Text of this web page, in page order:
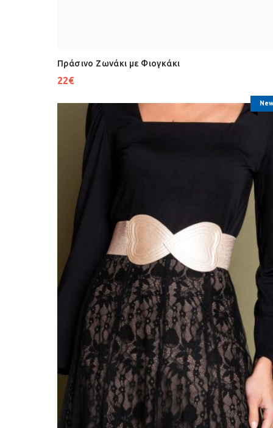
Πράσινο Ζωνάκι με Φιογκάκι
22€